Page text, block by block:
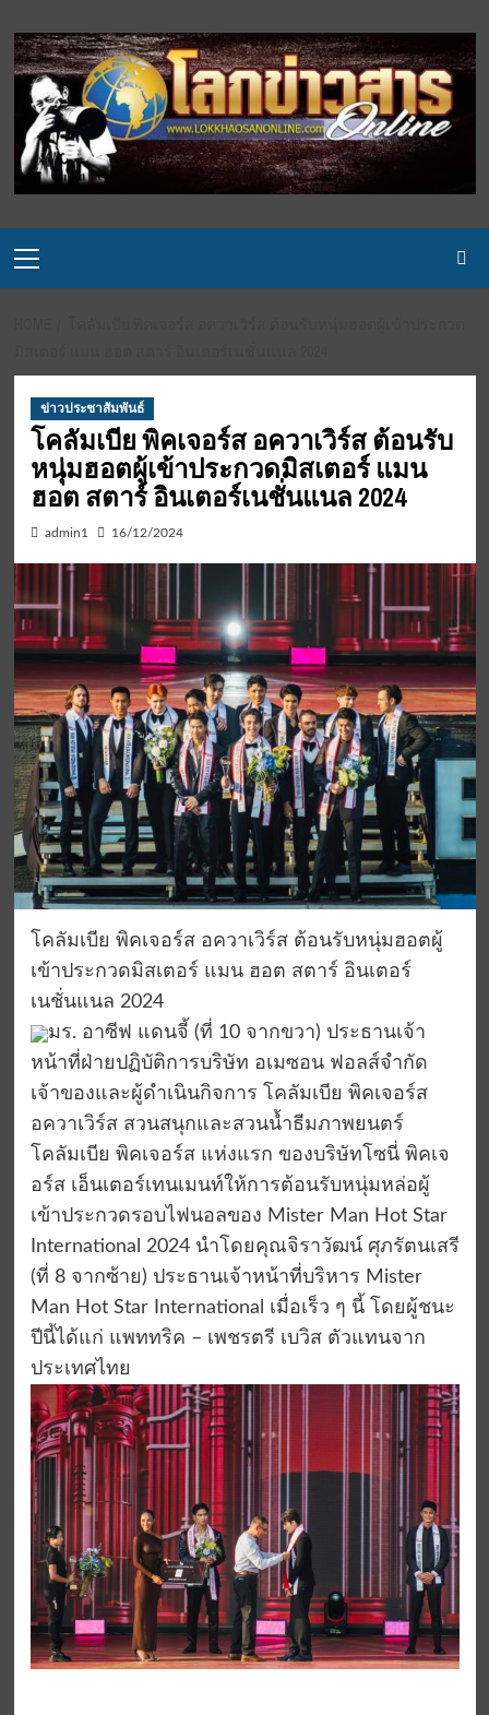
to
content
Menu
ข่าวประชาสัมพันธ์
โคลัมเบีย พิคเจอร์ส อควาเวิร์ส ต้อนรับ
หนุ่มฮอตผู้เข้าประกวดมิสเตอร์ แมน
ฮอต สตาร์ อินเตอร์เนชั่นแนล 2024
admin1 16/12/2024
โคลัมเบีย พิคเจอร์ส อควาเวิร์ส ต้อนรับหนุ่มฮอตผู้
เข้าประกวดมิสเตอร์ แมน ฮอต สตาร์ อินเตอร์
เนชั่นแนล 2024
มร. อาซีฟ แดนจี้ (ที่ 10 จากขวา) ประธานเจ้า
หน้าที่ฝ่ายปฏิบัติการบริษัท อเมซอน ฟอลส์จำกัด
เจ้าของและผู้ดำเนินกิจการ โคลัมเบีย พิคเจอร์ส
อควาเวิร์สสวนสนุกและสวนน้ำธีมภาพยนตร์
โคลัมเบีย พิคเจอร์ส แห่งแรก ของบริษัท โซนี่ พิคเจ
อร์สเอ็นเตอร์เทนเมนท์ให้การต้อนรับหนุ่มหล่อผู้
เข้าประกวดรอบไฟนอลของ Mister Man Hot Star
International 2024 นำโดยคุณจิราวัฒน์ ศุภรัตนเสรี
(ที่ 8 จากซ้าย) ประธานเจ้าหน้าที่บริหาร Mister
Man Hot StarInternational เมื่อเร็ว ๆ นี้ โดยผู้ชนะ
ปีนี้ได้แก่ แพททริค – เพชรตรี เบวิส ตัวแทนจาก
ประเทศไทย